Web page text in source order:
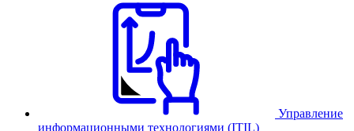
Управление
информационными технологиями (ITIL)